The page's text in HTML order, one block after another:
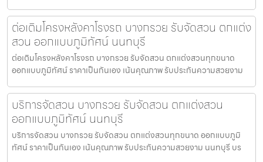
ต่อเติมโครงหลังคาโรงรถ บางกรวย รับจัดสวน ตกแต่ง
สวน ออกแบบภูมิทัศน์ นนทบุรี
ต่อเติมโครงหลังคาโรงรถ บางกรวย รับจัดสวน ตกแต่งสวนทุกขนาด
ออกแบบภูมิทัศน์ ราคาเป็นกันเอง เน้นคุณภาพ รับประกันความสวยงาม
บริการจัดสวน บางกรวย รับจัดสวน ตกแต่งสวน
ออกแบบภูมิทัศน์ นนทบุรี
บริการจัดสวน บางกรวย รับจัดสวน ตกแต่งสวนทุกขนาด ออกแบบภูมิ
ทัศน์ ราคาเป็นกันเอง เน้นคุณภาพ รับประกันความสวยงาม นนทบุรี บร